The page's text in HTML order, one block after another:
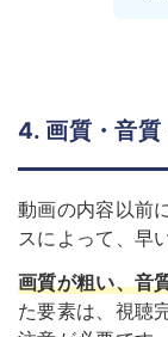
4. 画質・音質
動画の内容以前
スによって、早
画質が粗い、音
た要素は、視聴